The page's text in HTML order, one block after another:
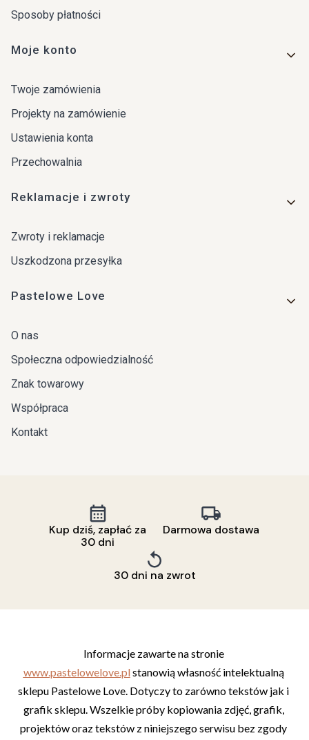
Sposoby płatności
Moje konto
Twoje zamówienia
Projekty na zamówienie
Ustawienia konta
Przechowalnia
Reklamacje i zwroty
Zwroty i reklamacje
Uszkodzona przesyłka
Pastelowe Love
O nas
Społeczna odpowiedzialność
Znak towarowy
Współpraca
Kontakt
Kup dziś, zapłać za
30 dni
Darmowa dostawa
30 dni na zwrot
Informacje zawarte na stronie
www.pastelowelove.pl stanowią własność intelektualną
sklepu Pastelowe Love. Dotyczy to zarówno tekstów jak i
grafik sklepu. Wszelkie próby kopiowania zdjęć, grafik,
projektów oraz tekstów z niniejszego serwisu bez zgody